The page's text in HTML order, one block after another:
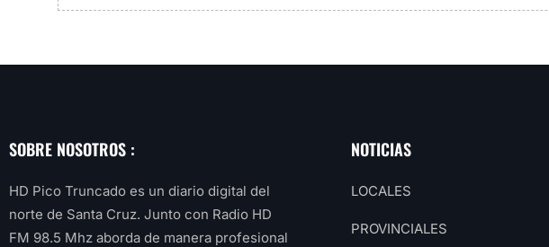
SOBRE NOSOTROS :
HD Pico Truncado es un diario digital del
norte de Santa Cruz. Junto con Radio HD
FM 98.5 Mhz aborda de manera profesional
NOTICIAS
LOCALES
PROVINCIALES